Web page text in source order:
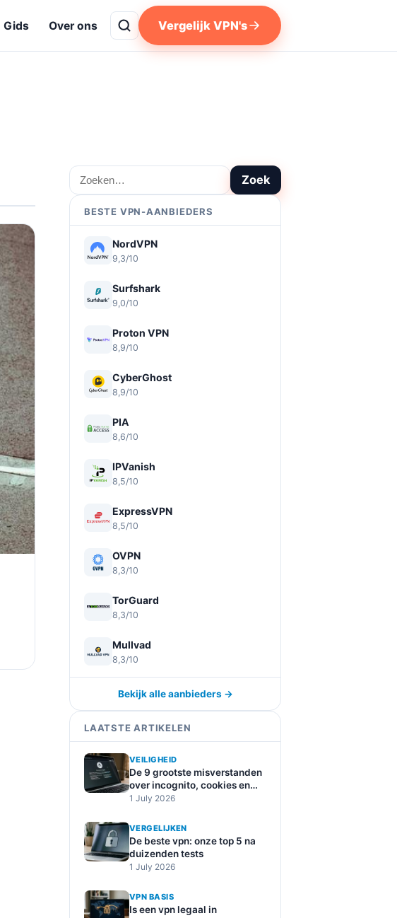
Gids Over ons Vergelijk VPN's
Zoeken Zoek
BESTE VPN-AANBIEDERS
NordVPN
9,3/10
Surfshark
9,0/10
Proton VPN
8,9/10
CyberGhost
8,9/10
PIA
8,6/10
IPVanish
8,5/10
ExpressVPN
8,5/10
OVPN
8,3/10
TorGuard
8,3/10
Mullvad
8,3/10
Bekijk alle aanbieders →
LAATSTE ARTIKELEN
VEILIGHEID
De 9 grootste misverstanden
over incognito, cookies en
online tracking
1 July 2026
VERGELIJKEN
De beste vpn: onze top 5 na
duizenden tests
1 July 2026
VPN BASIS
Is een vpn legaal in